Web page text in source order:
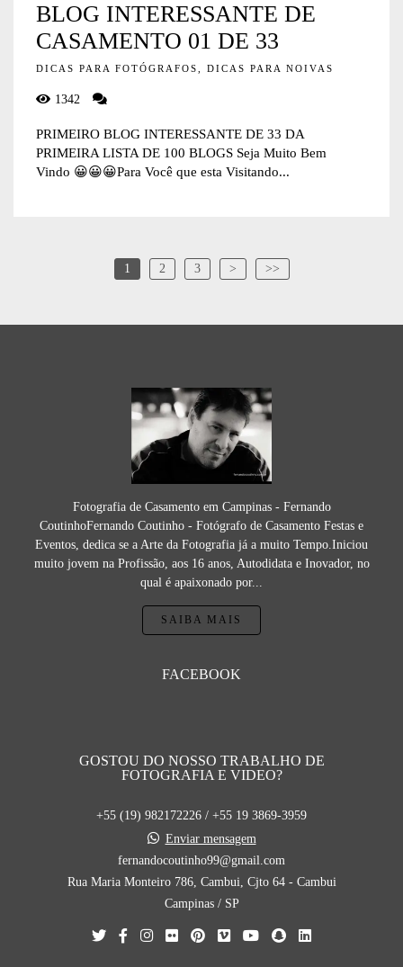
BLOG INTERESSANTE DE
CASAMENTO 01 DE 33
DICAS PARA FOTÓGRAFOS, DICAS PARA NOIVAS
1342
PRIMEIRO BLOG INTERESSANTE DE 33 DA
PRIMEIRA LISTA DE 100 BLOGS Seja Muito Bem
Vindo 😀😀😀Para Você que esta Visitando...
1 2 3 > >>
Fotografia de Casamento em Campinas - Fernando
CoutinhoFernando Coutinho - Fotógrafo de Casamento Festas e
Eventos, dedica se a Arte da Fotografia já a muito Tempo.Iniciou
muito jovem na Profissão, aos 16 anos, Autodidata e Inovador, no
qual é apaixonado por...
SAIBA MAIS
FACEBOOK
GOSTOU DO NOSSO TRABALHO DE
FOTOGRAFIA E VIDEO?
+55 (19) 982172226 / +55 19 3869-3959
Enviar mensagem
fernandocoutinho99@gmail.com
Rua Maria Monteiro 786, Cambui, Cjto 64 - Cambui
Campinas / SP